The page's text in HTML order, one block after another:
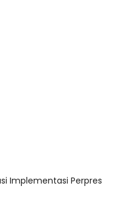
Implementasi Perpres